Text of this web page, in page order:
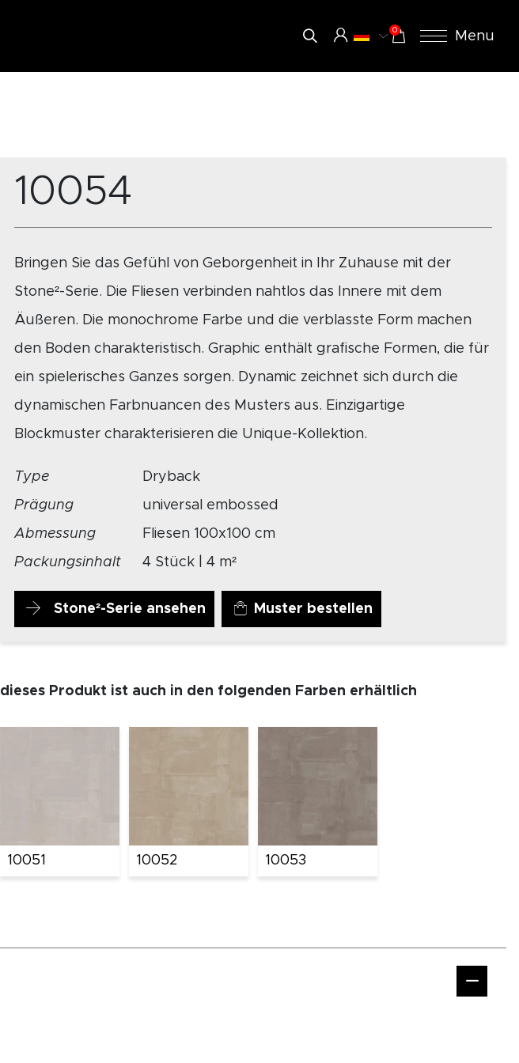
0 Menu
10054
Bringen Sie das Gefühl von Geborgenheit in Ihr Zuhause mit der
Stone²-Serie. Die Fliesen verbinden nahtlos das Innere mit dem
Äußeren. Die monochrome Farbe und die verblasste Form machen
den Boden charakteristisch. Graphic enthält grafische Formen, die für
ein spielerisches Ganzes sorgen. Dynamic zeichnet sich durch die
dynamischen Farbnuancen des Musters aus. Einzigartige
Blockmuster charakterisieren die Unique-Kollektion.
Type
Dryback
Prägung
universal embossed
Abmessung
Fliesen 100x100 cm
Packungsinhalt
4 Stück | 4 m²
Stone²-Serie ansehen Muster bestellen
dieses Produkt ist auch in den folgenden Farben erhältlich
10051 10052 10053